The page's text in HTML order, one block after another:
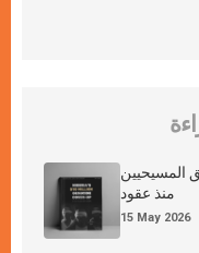
المسيحيين
منذ عقود
15 May 2026